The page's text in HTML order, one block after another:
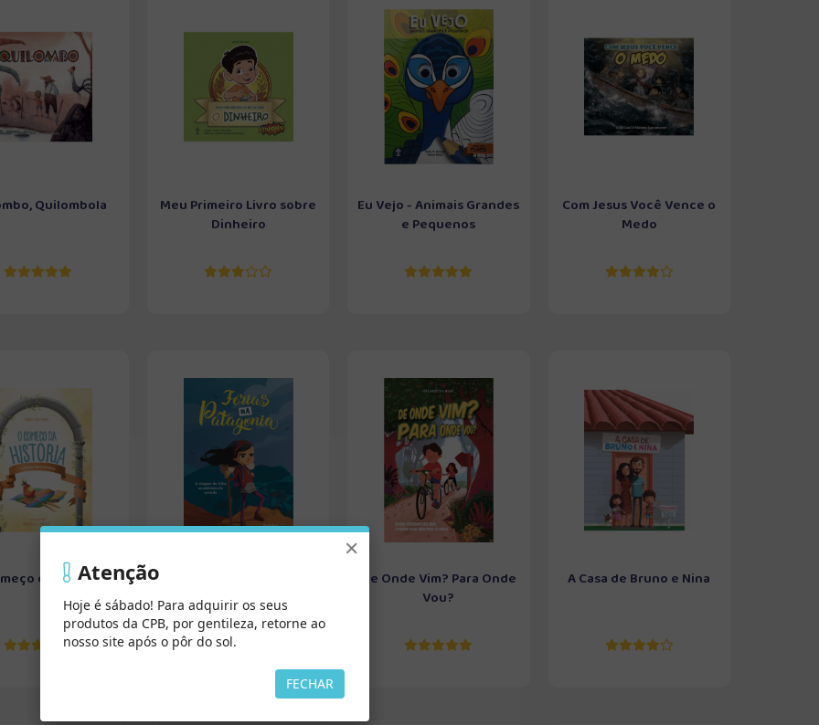
Quilombola
Meu Primeiro Livro sobre
Dinheiro
Eu Vejo - Animais Grandes
e Pequenos
Com Jesus Você Vence o
Medo
da História
De Onde Vim? Para Onde
Vou?
A Casa de Bruno e Nina
×
Atenção
Hoje é sábado! Para adquirir os seus
produtos da CPB, por gentileza, retorne ao
nosso site após o pôr do sol.
FECHAR